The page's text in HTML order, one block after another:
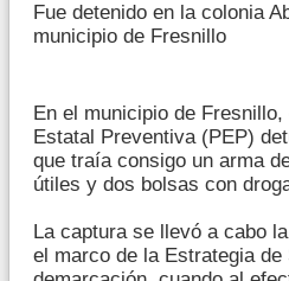
Fue detenido en la colonia
municipio de Fresnillo
En el municipio de
Estatal Preventiva (PEP)
que traía consigo un arma
útiles y dos bolsas con
La captura se llevó a cabo
el marco de la Estrategia de